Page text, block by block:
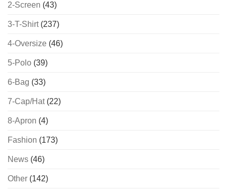
2-Screen (43)
3-T-Shirt(237)
4-Oversize (46)
5-Polo (39)
6-Bag (33)
7-Cap/Hat(22)
8-Apron (4)
Fashion (173)
News (46)
Other (142)